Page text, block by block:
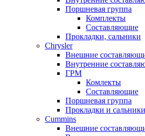
Поршневая группа
Комплекты
Составляющие
Прокладки, сальники
Chrysler
Внешние
Внутренние
ГРМ
Комлекты
Составляющие
Поршневая группа
Прокладки и сальники
Cummins
Внешние